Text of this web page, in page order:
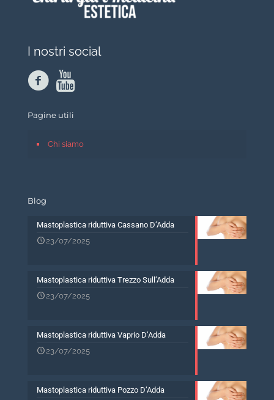
I nostri social
Pagine utili
Chi siamo
Blog
Mastoplastica riduttiva Cassano D’Adda
23/07/2025
Mastoplastica riduttiva Trezzo Sull’Adda
23/07/2025
Mastoplastica riduttiva Vaprio D’Adda
23/07/2025
Mastoplastica riduttiva Pozzo D’Adda